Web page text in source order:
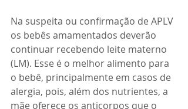
Na suspeita ou confirmação de APLV
os bebês amamentados deverão
continuar recebendo leite materno
(LM). Esse é o melhor alimento para
o bebê, principalmente em casos de
alergia, pois, além dos nutrientes, a
mãe oferece os anticorpos que o